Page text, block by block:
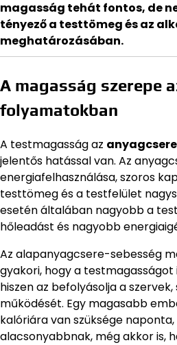
magasság tehát fontos, de
tényező a testtömeg és az
meghatározásában.
A magasság szerepe
folyamatokban
A testmagasság az
jelentős hatással van. Az
energiafelhasználása, szoros
testtömeg és a testfelület
esetén általában nagyobb a
hőleadást és nagyobb
Az alapanyagcsere-sebesség
gyakori, hogy a testmagasságot
hiszen az befolyásolja a
működését. Egy magasabb
kalóriára van szüksége
alacsonyabbnak, még akkor is,